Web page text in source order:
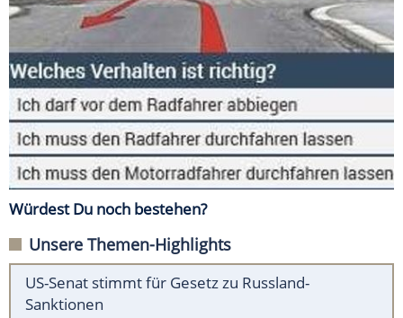
Würdest Du noch bestehen?
Unsere Themen-Highlights
US-Senat stimmt für Gesetz zu Russland-
Sanktionen